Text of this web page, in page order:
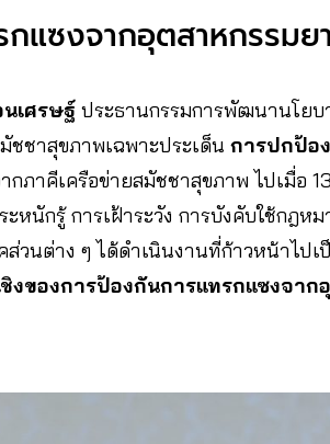
แซงจากอุตสาหกรรมย
เศรษฐ์ ประธานกรรมการพัฒนานโย
ชาสุขภาพเฉพาะประเด็น การปกป้อ
กภาคีเครือข่ายสมัชชาสุขภาพ ไปเมื่อ
หนักรู้ การเฝ้าระวัง การบังคับใช้กฎห
วนต่าง ๆ ได้ดำเนินงานที่ก้าวหน้าไปเ
งของการป้องกันการแทรกแซงจา